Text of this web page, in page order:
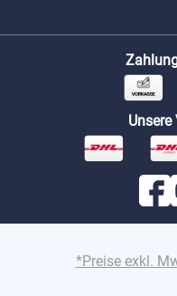
*Preise exkl.